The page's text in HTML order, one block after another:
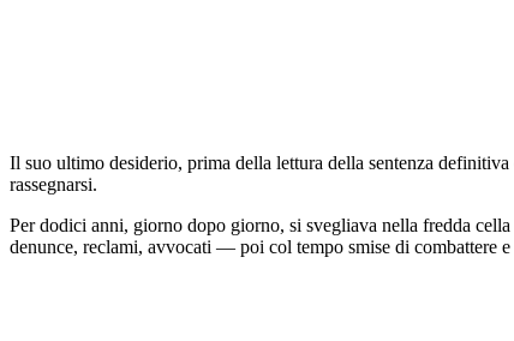
Il suo ultimo desiderio, prima della lettura della sentenza
rassegnarsi.
Per dodici anni, giorno dopo giorno, si svegliava nella fredda
denunce, reclami, avvocati — poi col tempo smise di combattere e